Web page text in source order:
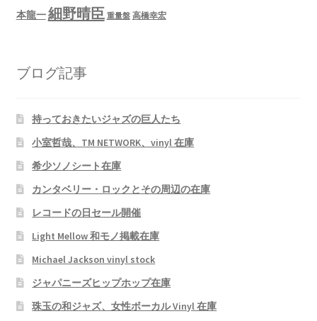
本龍一細野晴臣 重量盤 高橋幸宏
ブログ記事
持っておきたいジャズの巨人たち
小室哲哉、TM NETWORK、vinyl 在庫
希少ソノシート在庫
カンタベリー・ロックとその周辺の在庫
レコードの日セール開催
Light Mellow 和モノ掲載在庫
Michael Jackson vinyl stock
ジャパニーズヒップホップ在庫
珠玉の和ジャズ、女性ボーカル Vinyl 在庫